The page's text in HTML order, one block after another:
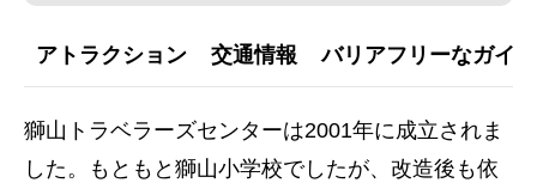
アトラクション 交通情報 バリアフリーなガイ
獅山トラベラーズセンターは2001年に成立されま
した。もともと獅山小学校でしたが、改造後も依